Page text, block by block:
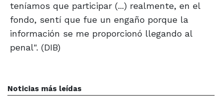
teníamos que participar (...) realmente, en el
fondo, sentí que fue un engaño porque la
información se me proporcionó llegando al
penal". (DIB)
Noticias más leídas